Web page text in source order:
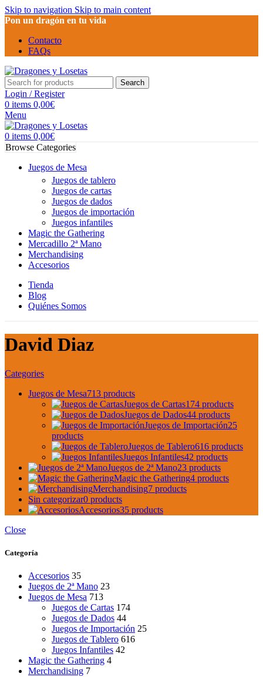
Skip to navigation Skip to main content
Pon un dragón en tu vida
Contacto
FAQs
Search
Login / Register
0 items 0,00€
Menu
0 items 0,00€
Browse Categories
Juegos de Mesa
Juegos de tablero
Juegos de cartas
Juegos de dados
Juegos de importación
Juegos infantiles
Magic the Gathering
Mercadillo 2ª Mano
Merchandising
Accesorios
Tienda
Blog
Quiénes Somos
David Diaz
Categories
Juegos de Mesa713 products
Juegos de Cartas174 products
Juegos de Dados44 products
Juegos de Importación25
products
Juegos de Tablero616 products
Juegos Infantiles42 products
Juegos de 2ª Mano23 products
Magic the Gathering4 products
Merchandising7 products
Sin categorizar0 products
Accesorios35 products
Close
Categoría
Accesorios 35
Juegos de 2ª Mano 23
Juegos de Mesa 713
Juegos de Cartas 174
Juegos de Dados 44
Juegos de Importación 25
Juegos de Tablero 616
Juegos Infantiles 42
Magic the Gathering 4
Merchandising 7